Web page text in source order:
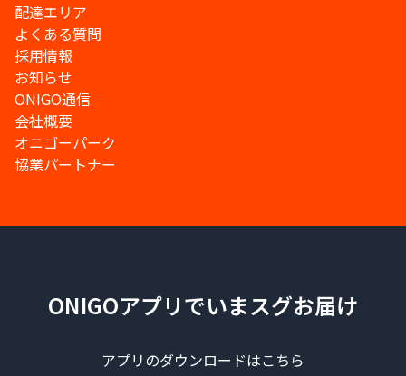
配達エリア
よくある質問
採用情報
お知らせ
ONIGO通信
会社概要
オニゴーパーク
協業パートナー
ONIGOアプリでいまスグお届け
アプリのダウンロードはこちら